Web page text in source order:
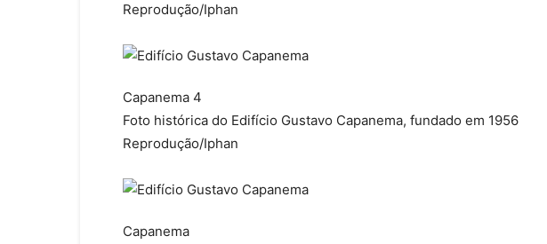
Reprodução/Iphan
Capanema 4
Foto histórica do Edifício Gustavo Capanema, fundado em 1956
Reprodução/Iphan
Capanema